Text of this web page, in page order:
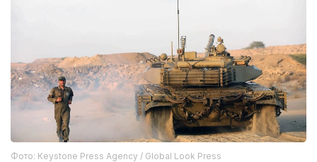
Фото: Keystone Press Agency / Global Look Press